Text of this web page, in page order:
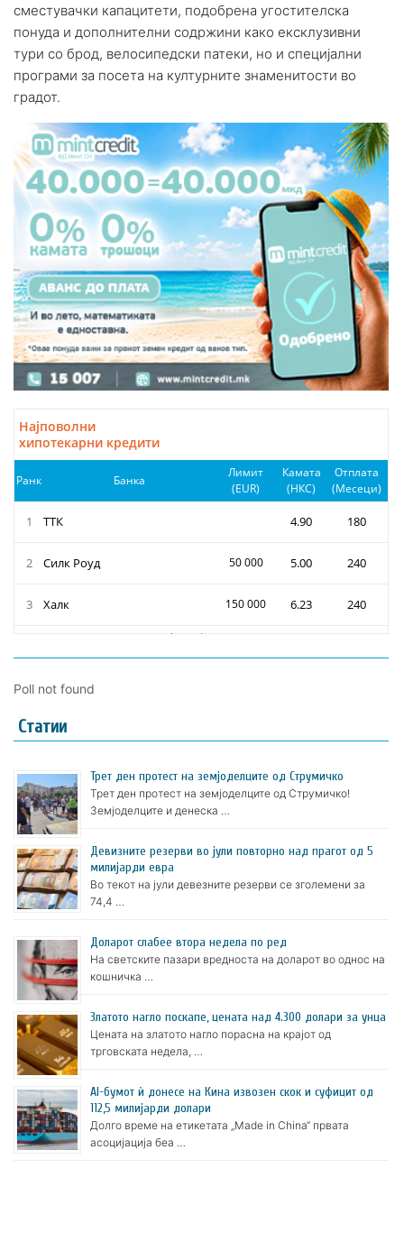
сместувачки капацитети, подобрена угостителска
понуда и дополнителни содржини како ексклузивни
тури со брод, велосипедски патеки, но и специјални
програми за посета на културните знаменитости во
градот.
Poll not found
Статии
Трет ден протест на земјоделците од Струмичко
Трет ден протест на земјоделците од Струмичко!
Земјоделците и денеска …
Девизните резерви во јули повторно над прагот од 5
милијарди евра
Во текот на јули девезните резерви се зголемени за
74,4 …
Доларот слабее втора недела по ред
На светските пазари вредноста на доларот во однос на
кошничка …
Златото нагло поскапе, цената над 4.300 долари за унца
Цената на златото нагло порасна на крајот од
трговската недела, …
AI-бумот ѝ донесе на Кина извозен скок и суфицит од
112,5 милијарди долари
Долго време на етикетата „Made in China“ првата
асоцијација беа …